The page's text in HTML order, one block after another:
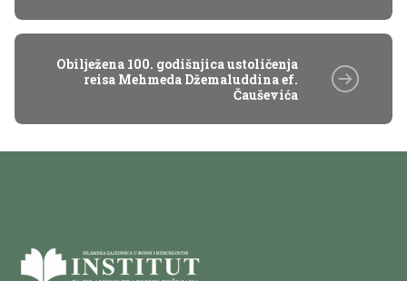
Obilježena 100. godišnjica ustoličenja
reisa Mehmeda Džemaluddina ef.
Čauševića